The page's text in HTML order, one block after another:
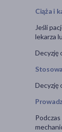
Ciąża i
Jeśli
lekarza
Decyzję
Decyzję